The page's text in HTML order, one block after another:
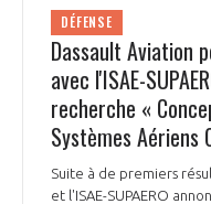
INTERNATIONALISATION
DÉFENSE
Dassault Aviation
avec l'ISAE-
recherche «
Systèmes Aériens
Suite à de premiers
et l'ISAE-SUPAERO